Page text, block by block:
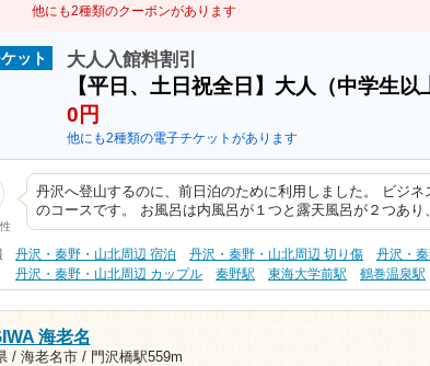
他にも2種類のクーポンがあります
ット 大人入館料割引
【平日、土日祝全日】大人（中学生
0円
他にも2種類の電子チケットがあります
丹沢へ登山するのに、前日泊のために利用しました。 ビジネ
のコースです。 お風呂は内風呂が１つと露天風呂が２つあ
丹沢・秦野・山北周辺 宿泊 丹沢・秦野・山北周辺 切り傷
丹沢・
丹沢・秦野・山北周辺 カップル
秦野駅 東海大学前駅 鶴巻温泉駅
海老名
/ 海老名市 / 門沢橋駅559m